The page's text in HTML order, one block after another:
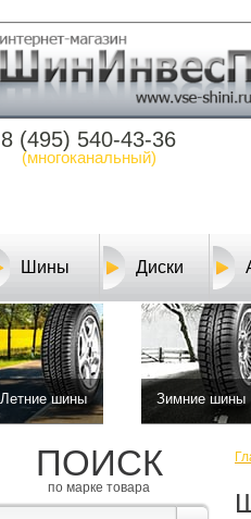
8 (495) 540-43-36
(многоканальный)
Шины Диски
Летние шины Зимние шины
ПОИСК
по марке товара